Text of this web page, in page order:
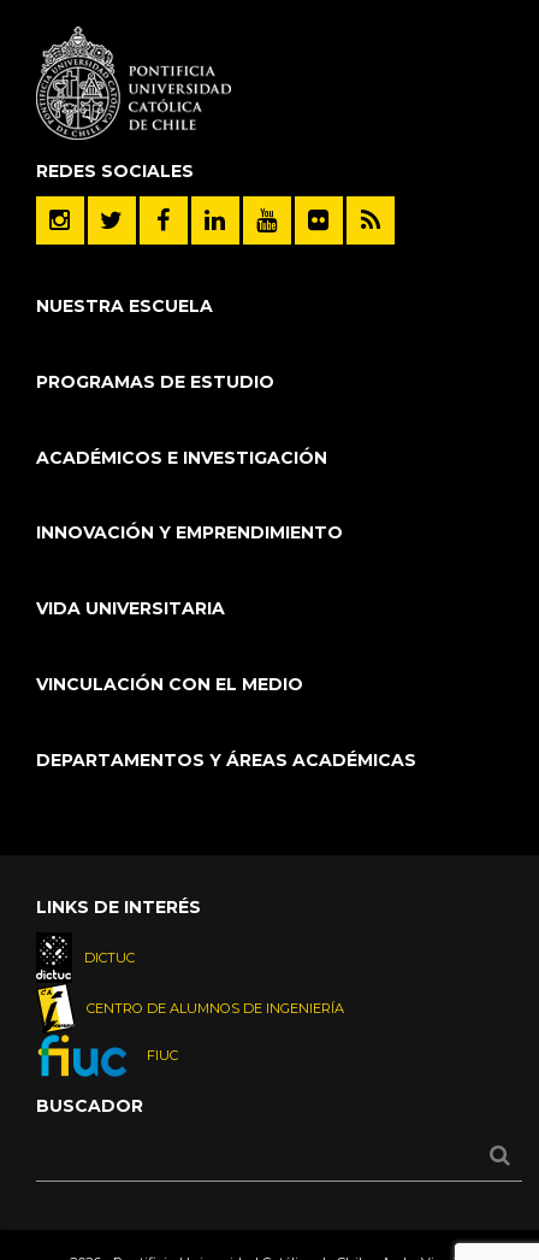
REDES SOCIALES
NUESTRA ESCUELA
PROGRAMAS DE ESTUDIO
ACADÉMICOS E INVESTIGACIÓN
INNOVACIÓN Y EMPRENDIMIENTO
VIDA UNIVERSITARIA
VINCULACIÓN CON EL MEDIO
DEPARTAMENTOS Y ÁREAS ACADÉMICAS
LINKS DE INTERÉS
DICTUC
CENTRO DE ALUMNOS DE INGENIERÍA
FIUC
BUSCADOR